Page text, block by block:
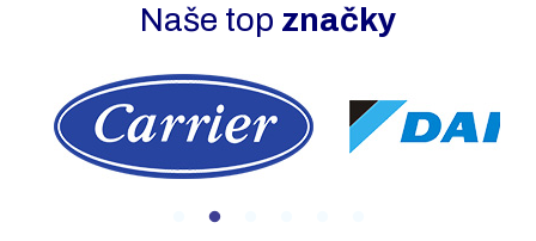
Naše top značky